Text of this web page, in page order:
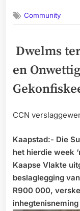
Community
Dwelms
en
CCN
Kaapstad:- Die
het hierdie week
Kaapse Vlakte
beslaglegging
R900 000,